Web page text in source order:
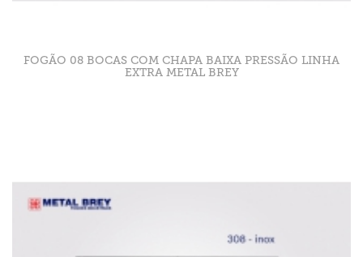
FOGÃO 08 BOCAS COM CHAPA BAIXA PRESSÃO LINHA
EXTRA METAL BREY